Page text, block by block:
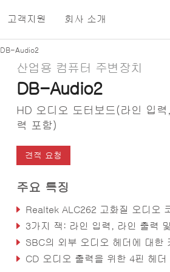
고객지원 회사 소개
DB-Audio2
산업용 컴퓨터 주변장치
DB-Audio2
HD 오디오 도터보드(라인 입
력 포함)
견적 요청
주요 특징
Realtek ALC262 고화질 오디오
3가지 잭: 라인 입력, 라인 출력
SBC의 외부 오디오 헤더에 대한 케
CD 오디오 출력을 위한 4핀 헤더